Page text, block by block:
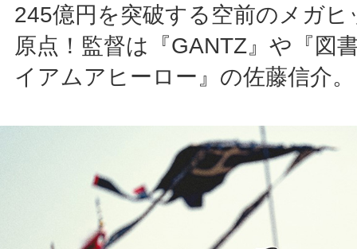
245億円を突破する空前のメガ
原点！監督は『GANTZ』や『図
イアムアヒーロー』の佐藤信介。